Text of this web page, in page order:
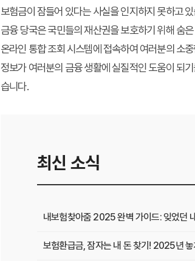
보험금이 잠들어 있다는 사실을 인지하지 못하고
금융 당국은 국민들의 재산권을 보호하기 위해 숨
온라인 통합 조회 시스템에 접속하여 여러분의 소
정보가 여러분의 금융 생활에 실질적인 도움이 되
습니다.
최신 소식
내보험찾아줌 2025 완벽 가이드: 잊었던
보험환급금, 잠자는 내 돈 찾기! 2025년